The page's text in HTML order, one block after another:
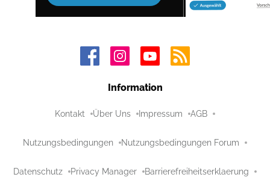
Information
Kontakt Über Uns Impressum AGB
Nutzungsbedingungen Nutzungsbedingungen Forum
Datenschutz Privacy Manager Barrierefreiheitserklaerung